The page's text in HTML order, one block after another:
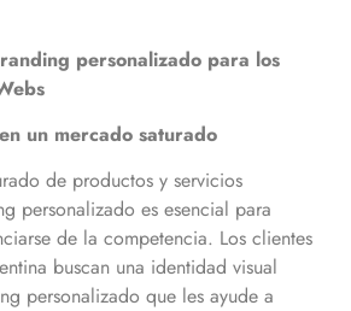
personalizado para los
un mercado saturado
de productos y servicios
personalizado es esencial para
de la competencia. Los clientes
buscan una identidad visual
personalizado que les ayude a